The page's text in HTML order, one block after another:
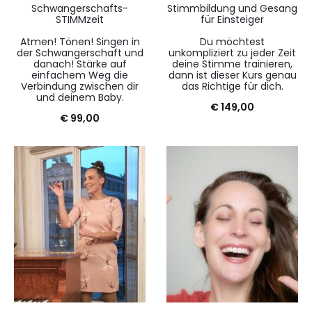
Schwangerschafts-
STIMMzeit
Atmen! Tönen! Singen in
der Schwangerschaft und
danach! Stärke auf
einfachem Weg die
Verbindung zwischen dir
und deinem Baby.
€ 99,00
Stimmbildung und Gesang
für Einsteiger
Du möchtest
unkompliziert zu jeder Zeit
deine Stimme trainieren,
dann ist dieser Kurs genau
das Richtige für dich.
€149,00